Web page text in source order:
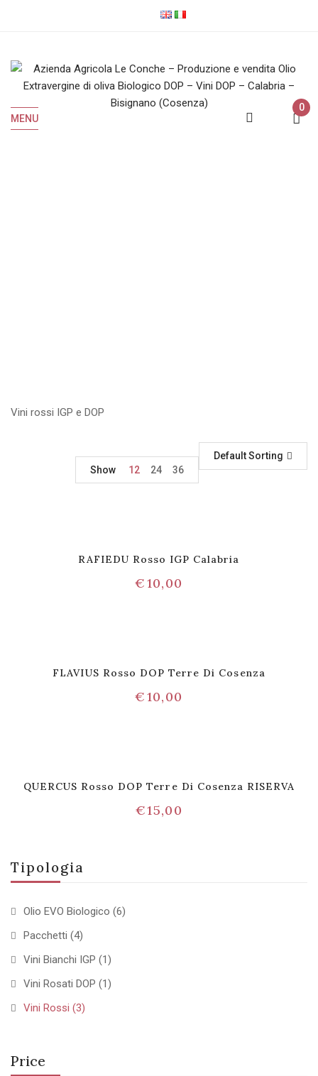
MENU
0
Tipologia
Olio EVO Biologico (6)
Pacchetti (4)
Vini Bianchi IGP (1)
Vini Rosati DOP (1)
Vini Rossi (3)
Price
Vini rossi IGP e DOP
Default Sorting
Show
12 24 36
RAFIEDU Rosso IGP Calabria
€10,00
FLAVIUS Rosso DOP Terre Di Cosenza
€10,00
QUERCUS Rosso DOP Terre Di Cosenza RISERVA
€15,00